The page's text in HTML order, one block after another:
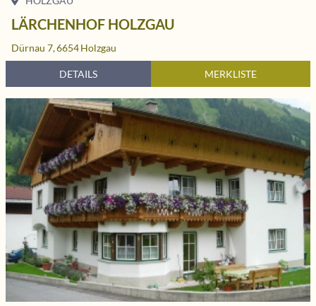
LÄRCHENHOF HOLZGAU
Dürnau 7,6654Holzgau
DETAILS MERKLISTE